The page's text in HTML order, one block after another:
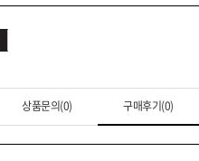
상품문의(0) 구매후기(0)